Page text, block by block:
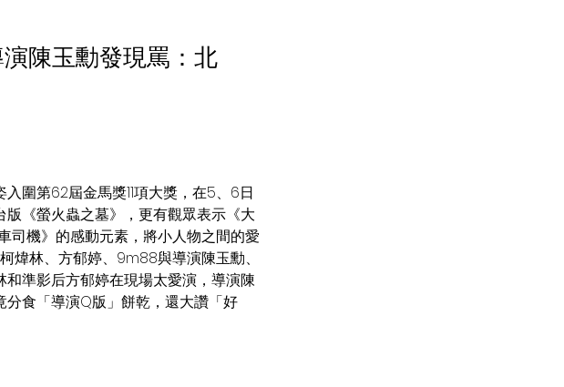
陳玉勳發現罵：北
圍第62屆金馬獎11項大獎，在5、6日
《螢火蟲之墓》，更有觀眾表示《大
司機》的感動元素，將小人物之間的愛
煒林、方郁婷、9m88與導演陳玉勳、
準影后方郁婷在現場太愛演，導演陳
食「導演Q版」餅乾，還大讚「好